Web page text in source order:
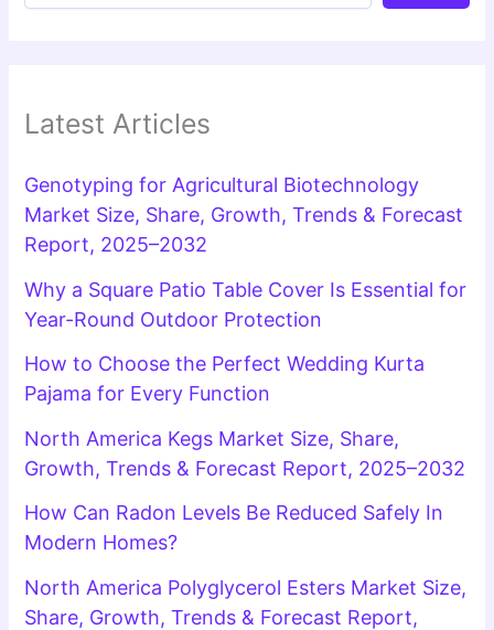
Latest Articles
Genotyping for Agricultural Biotechnology
Market Size, Share, Growth, Trends & Forecast
Report, 2025–2032
Why a Square Patio Table Cover Is Essential for
Year-Round Outdoor Protection
How to Choose the Perfect Wedding Kurta
Pajama for Every Function
North America Kegs Market Size, Share,
Growth, Trends & Forecast Report, 2025–2032
How Can Radon Levels Be Reduced Safely In
Modern Homes?
North America Polyglycerol Esters Market Size,
Share, Growth, Trends & Forecast Report,